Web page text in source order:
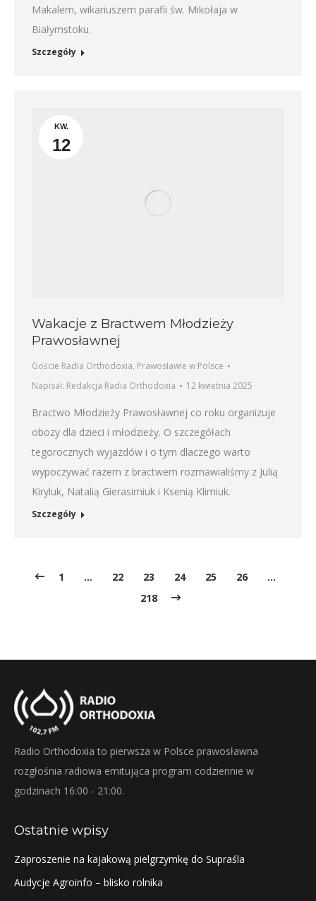
Makalem, wikariuszem parafii św. Mikołaja w
Białymstoku.
Szczegóły
KW.
12
Wakacje z Bractwem Młodzieży
Prawosławnej
Goście Radia Orthodoxia, Prawosławie w Polsce
Napisał: Redakcja Radia Orthodoxia 12 kwietnia 2025
Bractwo Młodzieży Prawosławnej co roku organizuje
obozy dla dzieci i młodzieży. O szczegółach
tegorocznych wyjazdów i o tym dlaczego warto
wypoczywać razem z bractwem rozmawialiśmy z Julią
Kiryluk, Natalią Gierasimiuk i Ksenią Klimiuk.
Szczegóły
1 … 22 23 24 25 26
…
218
Radio Orthodoxia to pierwsza w Polsce prawosławna
rozgłośnia radiowa emitująca program codziennie w
godzinach 16:00 - 21:00.
Ostatnie wpisy
Zaproszenie na kajakową pielgrzymkę do Supraśla
Audycje Agroinfo – blisko rolnika